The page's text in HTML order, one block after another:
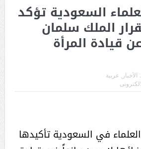
السعودية تؤكد
الملك سلمان
قيادة المرأة
الأخبار
عربية
في السعودية تأكيدها